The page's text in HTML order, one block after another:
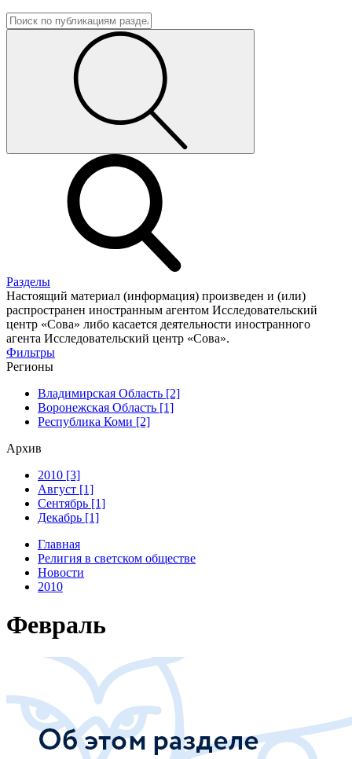
Разделы
Настоящий материал (информация) произведен и (или)
распространен иностранным агентом Исследовательский
центр «Сова» либо касается деятельности иностранного
агента Исследовательский центр «Сова».
Фильтры
Регионы
Владимирская Область [2]
Воронежская Область [1]
Республика Коми [2]
Архив
2010 [3]
Август [1]
Сентябрь [1]
Декабрь [1]
Главная
Религия в светском обществе
Новости
2010
Февраль